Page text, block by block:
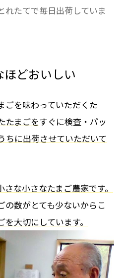
れたてで毎日出荷していま
どおいしい
ごを味わっていただくた
たまごをすぐに検査・パッ
ちに出荷させていただいて
な小さなたまご農家です。
の数がとても少ないからこ
を大切にしています。